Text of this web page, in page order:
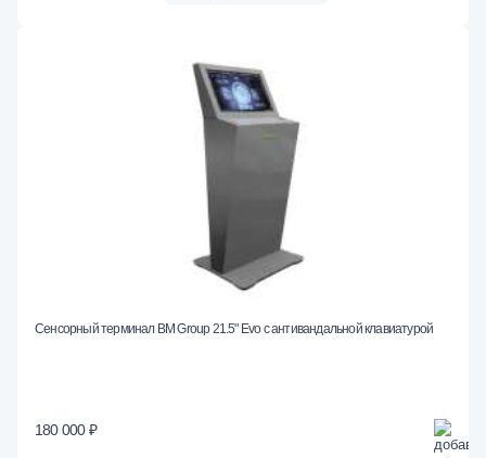
Сенсорный терминал BM Group 21.5" Evo c антивандальной клавиатурой
180 000 ₽